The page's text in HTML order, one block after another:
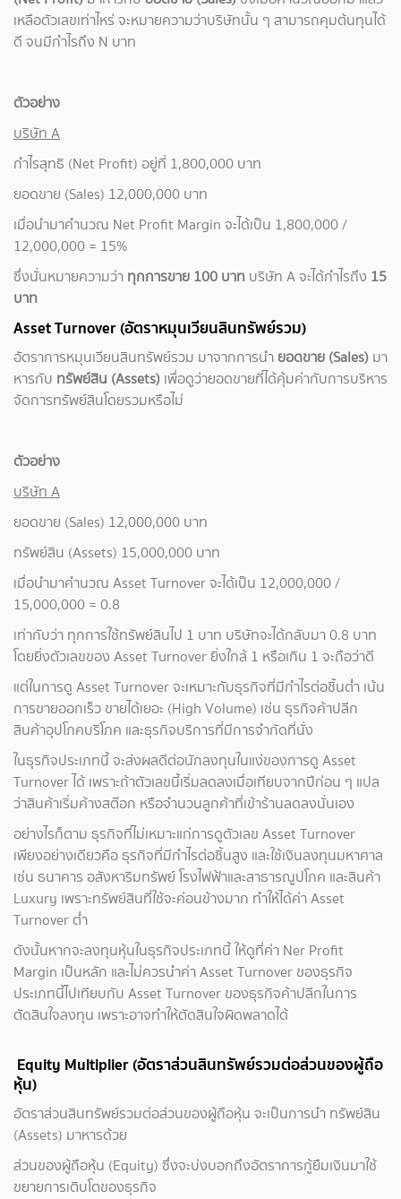
เหลือตัวเลขเท่าไหร่ จะหมายความว่าบริษัทนั้น ๆ สามารถคุมต้นทุนได้
ดี จนมีกำไรถึง N บาท
ตัวอย่าง
บริษัท A
กำไรสุทธิ (Net Profit) อยู่ที่ 1,800,000 บาท
ยอดขาย (Sales) 12,000,000 บาท
เมื่อนำมาคำนวณ Net Profit Margin จะได้เป็น 1,800,000 /
12,000,000 = 15%
ซึ่งนั่นหมายความว่า ทุกการขาย 100 บาท บริษัท A จะได้กำไรถึง 15
บาท
Asset Turnover (อัตราหมุนเวียนสินทรัพย์รวม)
อัตราการหมุนเวียนสินทรัพย์รวม มาจากการนำยอดขาย (Sales) มา
หารกับ ทรัพย์สิน (Assets) เพื่อดูว่ายอดขายที่ได้คุ้มค่ากับการบริหาร
จัดการทรัพย์สินโดยรวมหรือไม่
ตัวอย่าง
บริษัท A
ยอดขาย (Sales) 12,000,000 บาท
ทรัพย์สิน (Assets) 15,000,000 บาท
เมื่อนำมาคำนวณ Asset Turnover จะได้เป็น 12,000,000 /
15,000,000 = 0.8
เท่ากับว่า ทุกการใช้ทรัพย์สินไป 1 บาท บริษัทจะได้กลับมา 0.8 บาท
โดยยิ่งตัวเลขของ Asset Turnover ยิ่งใกล้ 1 หรือเกิน 1 จะถือว่าดี
แต่ในการดู Asset Turnover จะเหมาะกับธุรกิจที่มีกำไรต่อชิ้นต่ำ เน้น
การขายออกเร็ว ขายได้เยอะ (High Volume) เช่น ธุรกิจค้าปลีก
สินค้าอุปโภคบริโภค และธุรกิจบริการที่มีการจำกัดที่นั่ง
ในธุรกิจประเภทนี้ จะส่งผลดีต่อนักลงทุนในแง่ของการดู Asset
Turnover ได้ เพราะถ้าตัวเลขนี้เริ่มลดลงเมื่อเทียบจากปีก่อน ๆ แปล
ว่าสินค้าเริ่มค้างสต๊อก หรือจำนวนลูกค้าที่เข้าร้านลดลงนั่นเอง
อย่างไรก็ตาม ธุรกิจที่ไม่เหมาะแก่การดูตัวเลข Asset Turnover
เพียงอย่างเดียวคือ ธุรกิจที่มีกำไรต่อชิ้นสูง และใช้เงินลงทุนมหาศาล
เช่น ธนาคาร อสังหาริมทรัพย์ โรงไฟฟ้าและสาธารณูปโภค และสินค้า
Luxury เพราะทรัพย์สินที่ใช้จะค่อนข้างมาก ทำให้ได้ค่า Asset
Turnover ต่ำ
ดังนั้นหากจะลงทุนหุ้นในธุรกิจประเภทนี้ ให้ดูที่ค่า Ner Profit
Margin เป็นหลัก และไม่ควรนำค่า Asset Turnover ของธุรกิจ
ประเภทนี้ไปเทียบกับ Asset Turnover ของธุรกิจค้าปลีกในการ
ตัดสินใจลงทุน เพราะอาจทำให้ตัดสินใจผิดพลาดได้
Equity Multiplier (อัตราส่วนสินทรัพย์รวมต่อส่วนของผู้ถือ
หุ้น)
อัตราส่วนสินทรัพย์รวมต่อส่วนของผู้ถือหุ้น จะเป็นการนำ ทรัพย์สิน
(Assets) มาหารด้วย
ส่วนของผู้ถือหุ้น (Equity) ซึ่งจะบ่งบอกถึงอัตราการกู้ยืมเงินมาใช้
ขยายการเติบโตของธุรกิจ